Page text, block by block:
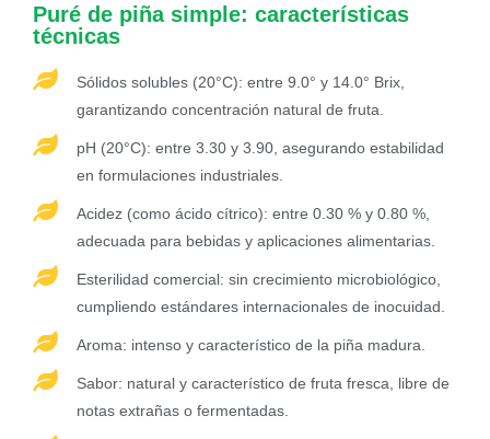
Puré de piña simple: características
técnicas
Sólidos solubles (20°C): entre 9.0° y 14.0° Brix,
garantizando concentración natural de fruta.
pH (20°C): entre 3.30 y 3.90, asegurando estabilidad
en formulaciones industriales.
Acidez (como ácido cítrico): entre 0.30 % y 0.80 %,
adecuada para bebidas y aplicaciones alimentarias.
Esterilidad comercial: sin crecimiento microbiológico,
cumpliendo estándares internacionales de inocuidad.
Aroma: intenso y característico de la piña madura.
Sabor: natural y característico de fruta fresca, libre de
notas extrañas o fermentadas.